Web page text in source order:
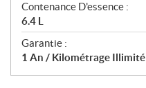
Contenance D'essence :
6.4 L
Garantie :
1 An / Kilométrage Illimité